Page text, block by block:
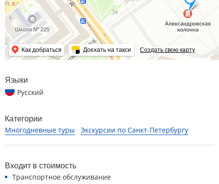
Как добраться Доехать на такси Создать свою карту
Языки
Русский
Категории
Многодневные туры Экскурсии по Санкт-Петербургу
Входит в стоимость
Транспортное обслуживание